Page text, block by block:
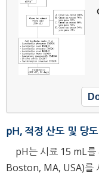
pH, 적정 산도 및 당
pH는 시료 15 mL
Boston, MA, USA)를